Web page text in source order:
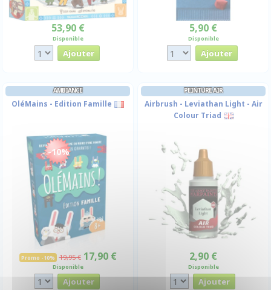
53,90 €
Disponible
5,90 €
Disponible
AMBIANCE
OléMains - Edition Famille
-10%
Promo -10% 19,95 € 17,90 €
Disponible
PEINTURE AIR
Airbrush - Leviathan Light - Air
Colour Triad
2,90 €
Disponible